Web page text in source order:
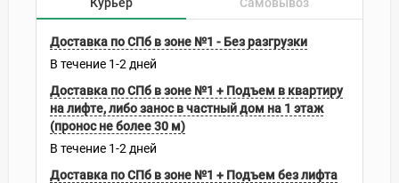
Доставка по СПб в зоне №1 - Без разгрузки
В течение 1-2 дней
Доставка по СПб в зоне №1 + Подъем в квартиру
на лифте, либо занос в частный дом на 1 этаж
(пронос не более 30 м)
В течение 1-2 дней
Доставка по СПб в зоне №1 + Подъем без лифта